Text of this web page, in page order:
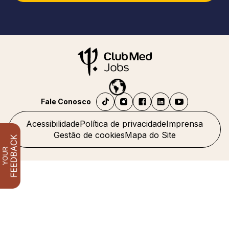
AcessibilidadePolítica de privacidadeImprensa
Gestão de cookiesMapa do Site
Fale Conosco